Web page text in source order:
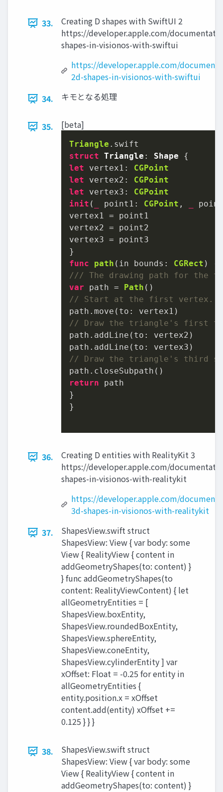
33.
Creating D shapes with SwiftUI 2
https://developer.apple.com/
shapes-in-visionos-with-swiftui
https://developer.apple.com/
2d-shapes-in-visionos-with-swiftui
34.
キモとなる処理
35. [beta]
Triangle
struct Triangle : Shape
let vertex1: CGPoint
let vertex2: CGPoint
let vertex3: CGPoint
init ( point1 : CGPoint ,
vertex1 = point1
vertex2 = point2
vertex3 = point3
func
path ( in bounds : CGRect ) -
/// The drawing path for the
var path = Path
// Start at the first vertex.
// Draw the triangle's first
path.addLine(to: vertex2)
// Draw the triangle's third
return path
}
}
36.
Creating D entities with RealityKit 3
https://developer.apple.com/
shapes-in-visionos-with-realitykit
https://developer.apple.com/
3d-shapes-in-visionos-with-realitykit
37.
ShapesView.swift struct
ShapesView: View { var body: some
View { RealityView { content in
addGeometryShapes(to: content) }
} func addGeometryShapes(to
content: RealityViewContent) { let
allGeometryEntities = [
ShapesView.boxEntity,
ShapesView.roundedBoxEntity,
ShapesView.sphereEntity,
ShapesView.coneEntity,
ShapesView.cylinderEntity ] var
xOffset: Float = -0.25 for entity in
allGeometryEntities {
entity.position.x = xOffset
content.add(entity) xOffset +=
0.125 } } }
38.
ShapesView.swift struct
ShapesView: View { var body: some
View { RealityView { content in
addGeometryShapes(to: content) }